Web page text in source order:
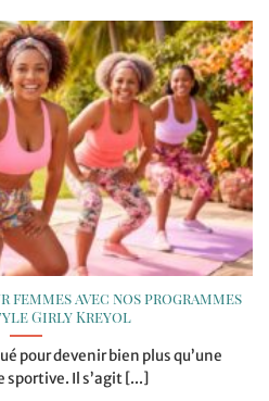
avec nos programmes
Girly Kreyol
pour devenir bien plus qu’une
Il s’agit [...]